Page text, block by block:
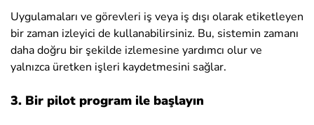
Uygulamaları ve görevleri iş veya iş dışı olarak etiketleyen
bir zaman izleyici de kullanabilirsiniz. Bu, sistemin zamanı
daha doğru bir şekilde izlemesine yardımcı olur ve
yalnızca üretken işleri kaydetmesini sağlar.
3. Bir pilot program ile başlayın